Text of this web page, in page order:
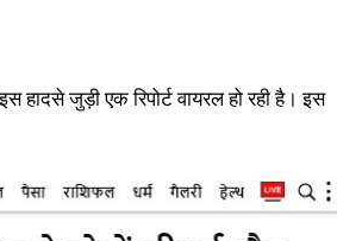
हादसे जुड़ी एक रिपोर्ट वायरल हो रही है। इस